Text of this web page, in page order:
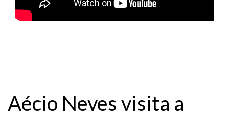
Aécio Neves visita a